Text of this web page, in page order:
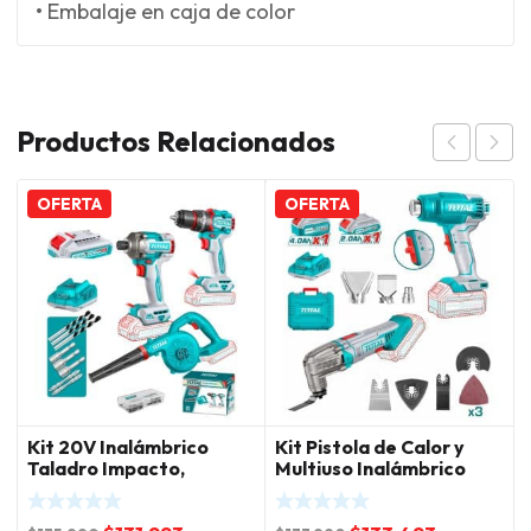
• Embalaje en caja de color
Productos Relacionados
OFERTA
Kit 20V Inalámbrico
Taladro Impacto,
Atornillador Impacto,
Soplador, Batería 2.0Ah
OFERTA
Kit Pistola de Calor y
Multiuso Inalámbrico
20V Total